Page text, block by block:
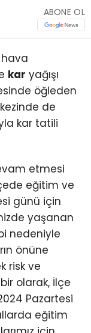
ABONE OL
hava
kar yağışı
öğleden
de
kar tatili
etmesi
eğitim ve
günü için
yaşanan
nedeniyle
önüne
risk ve
olarak, İlçe
Pazartesi
eğitim